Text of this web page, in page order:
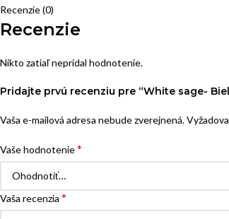
Recenzie (0)
Recenzie
Nikto zatiaľ nepridal hodnotenie.
Pridajte prvú recenziu pre “White sage-
Vaša e-mailová adresa nebude zverejnená.
Vaše hodnotenie*
Vaša recenzia *